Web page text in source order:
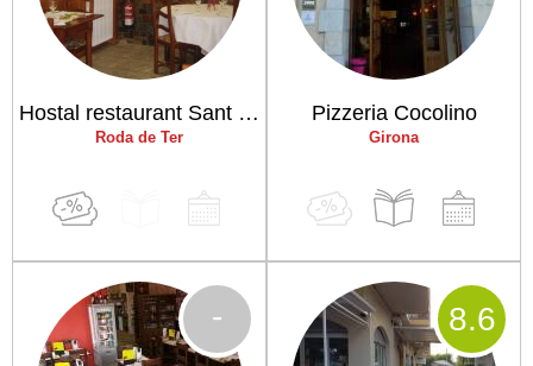
Hostal restaurant Sant Jordi
Roda de Ter
Pizzeria Cocolino
Girona
- 8.6